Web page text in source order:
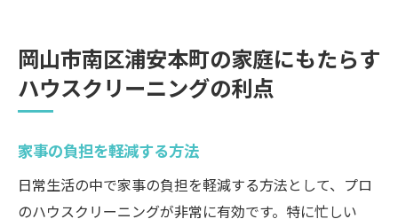
岡山市南区浦安本町の家庭にもたらす
ハウスクリーニングの利点
家事の負担を軽減する方法
日常生活の中で家事の負担を軽減する方法として、プロ
のハウスクリーニングが非常に有効です。特に忙しい